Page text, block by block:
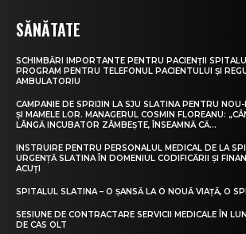
SĂNĂTATE
SCHIMBĂRI IMPORTANTE PENTRU PACIENȚII
PROGRAM PENTRU TELEFONUL PACIENTULUI ȘI
AMBULATORIU
CAMPANIE DE SPRIJIN LA SJU SLATINA PENTRU NOU-
ȘI MAMELE LOR. MANAGERUL COSMIN FLOREANU:
LÂNGĂ INCUBATOR ZÂMBEȘTE, ÎNSEAMNĂ CĂ...
INSTRUIRE PENTRU PERSONALUL MEDICAL DE LA
URGENȚĂ SLATINA ÎN DOMENIUL CODIFICĂRII ȘI
ACUȚI
SPITALUL SLATINA – O ȘANSĂ LA O NOUĂ VIAȚĂ, O
SESIUNE DE CONTRACTARE SERVICII MEDICALE ÎN
DE CAS OLT